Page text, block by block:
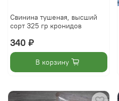
Свинина тушеная, высший
сорт 325 гр кронидов
340 ₽
В корзину